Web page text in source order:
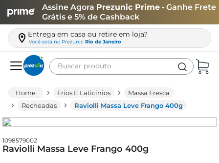
Assine Agora Prezunic Prime • Ganhe Frete
Grátis e 5% de Cashback
Entrega em casa ou retire em loja?
Você está no Prezunic Rio de Janeiro
Buscar produto
Frios E Laticínios
Massa Fresca
Recheadas
Raviolli Massa Leve Frango 400g
1098579002
Raviolli Massa Leve Frango 400g
leite
queijo